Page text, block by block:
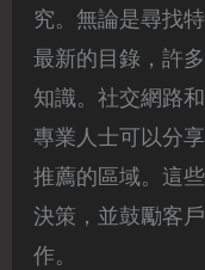
究。無論是尋找
最新的目錄，許
知識。社交網路
專業人士可以分
推薦的區域。這
決策，並鼓勵客
作。